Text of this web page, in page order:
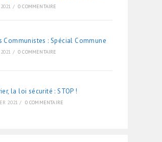
/ 0 COMMENTAIRE
Communistes : Spécial Commune
/ 0 COMMENTAIRE
la loi sécurité : STOP !
2021 / 0 COMMENTAIRE